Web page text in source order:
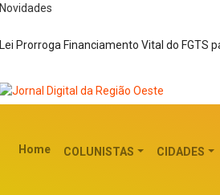
Novidades
Lei Prorroga Financiamento Vital do FGTS
Home COLUNISTAS CIDADES